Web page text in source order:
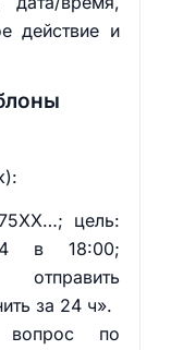
действие и
цель:
в 18:00;
за 24 ч».
по